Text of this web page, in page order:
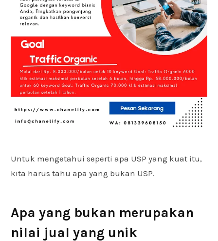
Untuk mengetahui seperti apa USP yang kuat itu,
kita harus tahu apa yang bukan USP.
Apa yang bukan merupakan
nilai jual yang unik